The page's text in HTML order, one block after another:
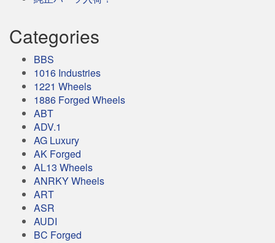
Categories
BBS
1016 Industries
1221 Wheels
1886 Forged Wheels
ABT
ADV.1
AG Luxury
AK Forged
AL13 Wheels
ANRKY Wheels
ART
ASR
AUDI
BC Forged